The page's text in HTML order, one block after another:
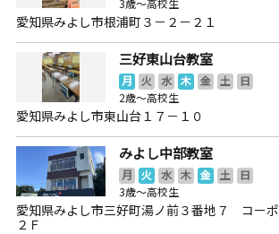
3歳～高校生
愛知県みよし市根浦町３－２－２１
三好東山台教室
月 火 水 木 金 土
日
2歳～高校生
愛知県みよし市東山台１７－１０
みよし中部教室
月 火 水 木 金 土
日
3歳～高校生
愛知県みよし市三好町湯ノ前３番地７ コー
２Ｆ